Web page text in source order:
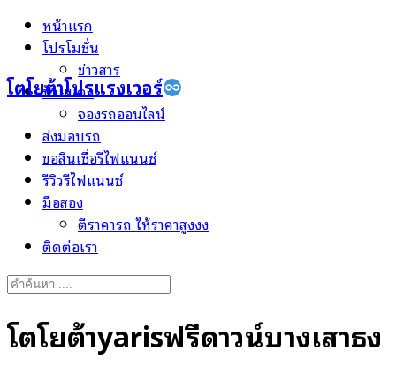
Skip
โตโยต้าโปรแรงเวอร์
หน้าแรก
โปรโมชั่น
ข่าวสาร
ป้ายแดง
จองรถออนไลน์
ส่งมอบรถ
ขอสินเชื่อรีไฟแนนซ์
รีวิวรีไฟแนนซ์
มือสอง
ตีราคารถ ให้ราคาสูงงง
ติดต่อเรา
Search
โตโยต้าyarisฟรีดาวน์บางเสาธง